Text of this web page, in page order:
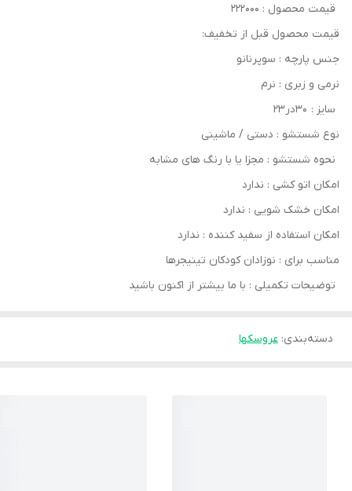
قیمت محصول : ۲۲۲۰۰۰
قیمت محصول قبل از تخفیف:
جنس پارچه : سوپرنانو
نرمی و زبری : نرم
سایز : ۳۰در۲۳
نوع شستشو : دستی / ماشینی
نحوه شستشو : مجزا یا با رنگ های مشابه
امکان اتو کشی : ندارد
امکان خشک‌ شویی : ندارد
امکان استفاده از سفید کننده : ندارد
مناسب برای : نوزادان کودکان تینیجرها
توضیحات تکمیلی : با ما بیشتر از اکنون باشید
دسته‌بندی: عروسکها